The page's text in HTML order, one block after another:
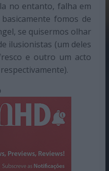
no entanto, falha em
fomos de
se quisermos olhar
ilusionistas (um deles
e outro um acto